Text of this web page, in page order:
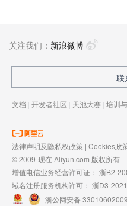
关注我们： 新浪微博
联
文档 | 开发者社区 | 天池大赛 | 培训
法律声明及隐私权政策 | Cookies政
© 2009-现在 Aliyun.com 版权所有
增值电信业务经营许可证： 浙B2-
域名注册服务机构许可： 浙D3-
浙公网安备